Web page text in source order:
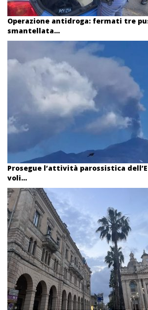
Operazione antidroga: fermati tre
smantellata...
Prosegue l’attività parossistica
voli...